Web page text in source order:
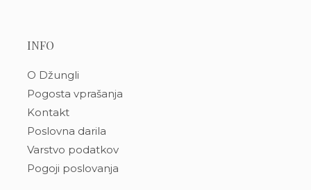
INFO
O Džungli
Pogosta vprašanja
Kontakt
Poslovna darila
Varstvo podatkov
Pogoji poslovanja